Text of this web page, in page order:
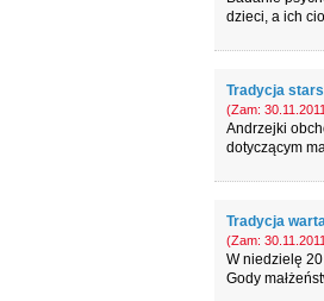
dzieci, a ich
Tradycja
(Zam:
Andrzejki
dotyczącym
Tradycja
(Zam:
W niedzielę
Gody